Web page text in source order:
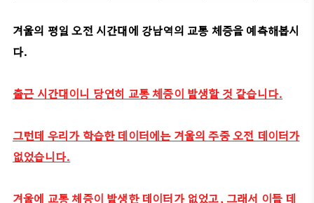
겨울의 평일 오전 시간대에 강남역의 교통 체증을 예측해봅시
다.
출근 시간대이니 당연히 교통 체증이 발생할 것 같습니다.
그런데 우리가 학습한 데이터에는 겨울의 주중 오전 데이터가
없었습니다.
겨울에 교통 체증이 발생한 데이터가 없었고, 그래서 이들 데